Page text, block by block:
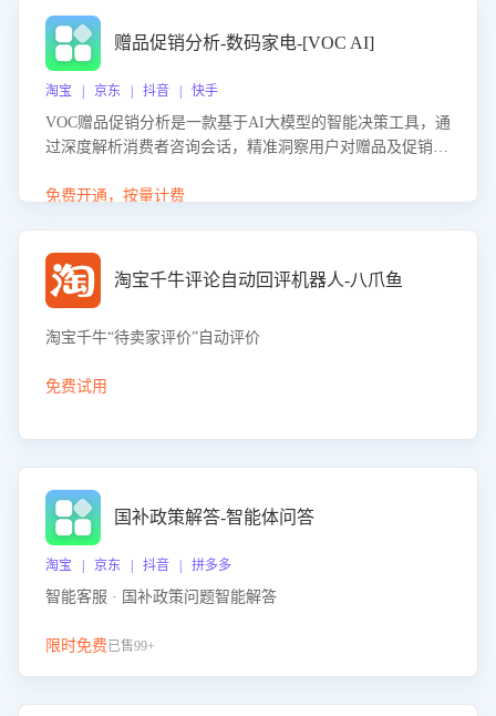
赠品促销分析-数码家电-[VOC AI]
淘宝 | 京东 | 抖音 | 快手
VOC赠品促销分析是一款基于AI大模型的智能决策工具，通
过深度解析消费者咨询会话，精准洞察用户对赠品及促销政
销诉求，帮助企业制定个性化赠品组合策略，优化资源投放
免费开通，按量计费
淘宝千牛评论自动回评机器人-八爪鱼
淘宝千牛“待卖家评价”自动评价
免费试用
国补政策解答-智能体问答
淘宝 | 京东 | 抖音 | 拼多多
智能客服 · 国补政策问题智能解答
限时免费已售99+